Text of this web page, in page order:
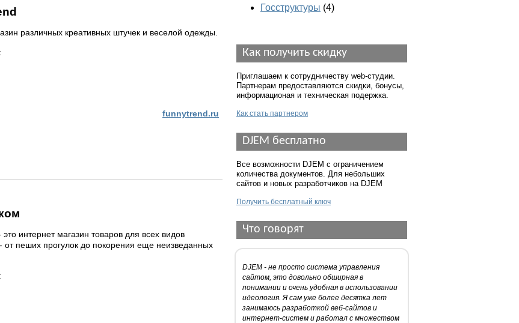
различных креативных штучек и веселой одежды.
funnytrend.ru
это интернет магазин товаров для всех видов
от пеших прогулок до покорения еще неизведанных
Госструктуры (4)
Как получить скидку
Приглашаем к сотрудничеству web-студии.
Партнерам предоставляются скидки, бонусы,
информационая и техническая подержка.
Как стать партнером
DJEM бесплатно
Все возможности DJEM с ограничением
количества документов. Для небольших
сайтов и новых разработчиков на DJEM
Получить бесплатный ключ
Что говорят
DJEM - не просто система управления
сайтом, это довольно обширная в
понимании и очень удобная в использовании
идеология. Я сам уже более десятка лет
занимаюсь разработкой веб-сайтов и
интернет-систем и работал с множеством